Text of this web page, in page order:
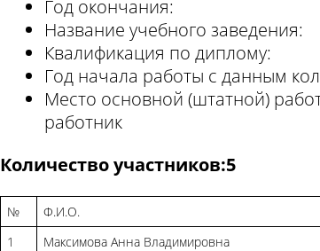
Год окончания:
Название учебного заведения:
Квалификация по диплому:
Год начала работы с данным
Место основной (штатной)
работник
Количество участников:5
№ Ф.И.О.
1
Максимова Анна Владимировна